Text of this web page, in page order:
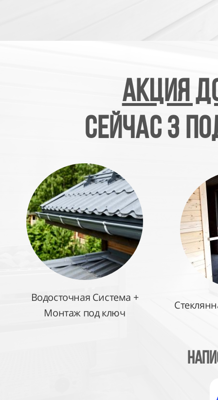
АКЦИЯ
Сейчас 3
Водосточная Система +
Монтаж под ключ